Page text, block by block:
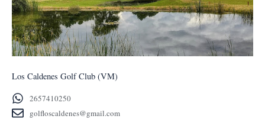
Los Caldenes Golf Club (VM)
2657410250
golfloscaldenes@gmail.com